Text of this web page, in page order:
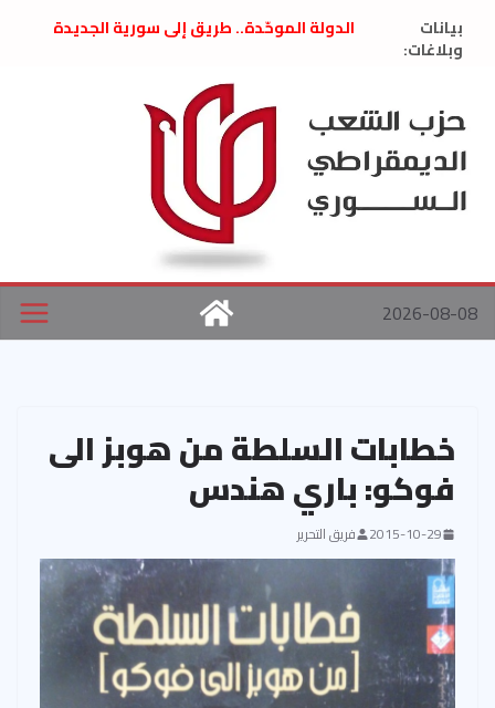
بيانات
وبلاغات:
الدولة الموحّدة.. طريق إلى سورية الجديدة
العام السابق لحزب الاتحاد الاشتراكي العربي
الديمقراطي
بلاغ صادر عن اجتماع اللجنة المركزية نيسان
2026
الحرب الأمريكية الإسرائيلية على نظام الملالي
في إيران .. بيان من حزب الشعب الديمقراطي
السوري
2026-08-08
خطابات السلطة من هوبز الى
فوكو: باري هندس
2015-10-29 فريق التحرير